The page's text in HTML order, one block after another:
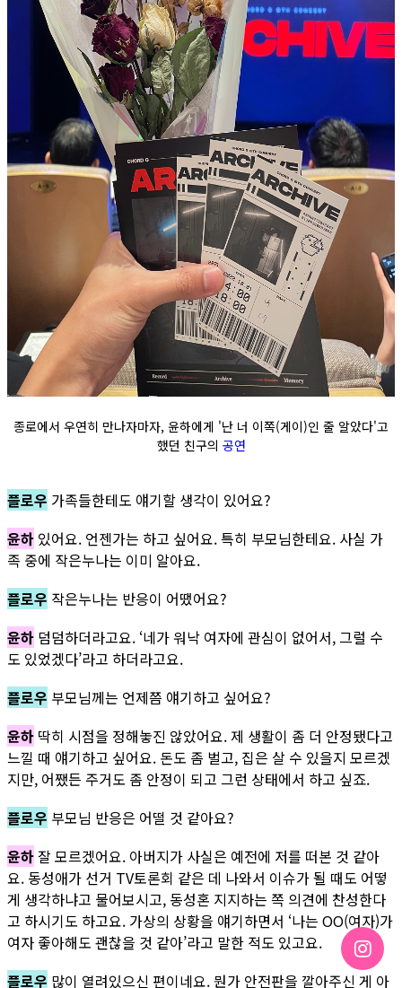
종로에서 우연히 만나자마자, 윤하에게 '난 너 이쪽(게이)인 줄 알았다'고
했던 친구의 공연
플로우 가족들한테도 얘기할 생각이 있어요?
윤하 있어요. 언젠가는 하고 싶어요. 특히 부모님한테요. 사실 가
족 중에 작은누나는 이미 알아요.
플로우 작은누나는 반응이 어땠어요?
윤하 덤덤하더라고요. ‘네가 워낙 여자에 관심이 없어서, 그럴 수
도 있었겠다’라고 하더라고요.
플로우 부모님께는 언제쯤 얘기하고 싶어요?
윤하 딱히 시점을 정해놓진 않았어요. 제 생활이 좀 더 안정됐다고
느낄 때 얘기하고 싶어요. 돈도 좀 벌고, 집은 살 수 있을지 모르겠
지만, 어쨌든 주거도 좀 안정이 되고 그런 상태에서 하고 싶죠.
플로우 부모님 반응은 어떨 것 같아요?
윤하잘 모르겠어요. 아버지가 사실은 예전에 저를 떠본 것 같아
요. 동성애가 선거 TV토론회 같은 데 나와서 이슈가 될 때도 어떻
게 생각하냐고 물어보시고, 동성혼 지지하는 쪽 의견에 찬성한다
고 하시기도 하고요. 가상의 상황을 얘기하면서 ‘나는 OO(여자)가
여자 좋아해도 괜찮을 것 같아’라고 말한 적도 있고요.
플로우 많이 열려있으신 편이네요. 뭔가 안전판을 깔아주신 게 아